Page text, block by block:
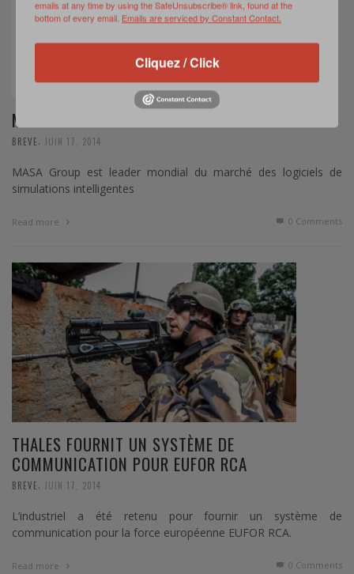
MASA GROUP S’EXPOSE À EUROSATORY
BREVE JUIN 17, 2014
MASA Group est leader mondial du marché des logiciels de
simulations intelligentes
Read more 0 Comments
THALES FOURNIT UN SYSTÈME DE
COMMUNICATION POUR EUFOR RCA
BREVE JUIN 17, 2014
L’industriel a été retenu pour fournir un système de
communication pour la force européenne EUFOR RCA.
Read more 0 Comments
emails at any time by using the SafeUnsubscribe® link, found at the
bottom of every email. Emails are serviced by Constant Contact.
Cliquez / Click